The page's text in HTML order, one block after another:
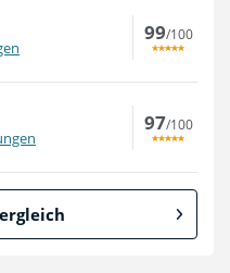
99/100
97/100